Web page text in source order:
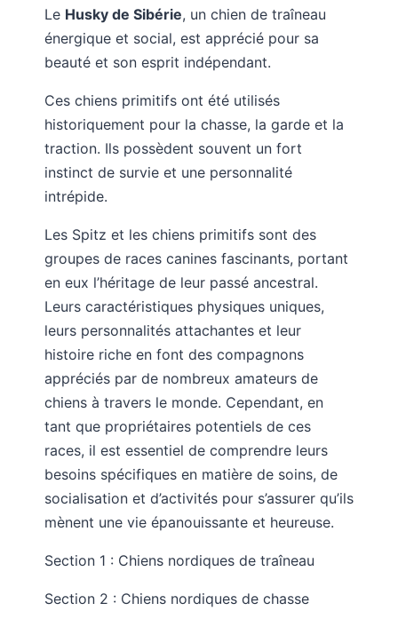
Le Husky de Sibérie, un chien de traîneau
énergique et social, est apprécié pour sa
beauté et son esprit indépendant.
Ces chiens primitifs ont été utilisés
historiquement pour la chasse, la garde et la
traction. Ils possèdent souvent un fort
instinct de survie et une personnalité
intrépide.
Les Spitz et les chiens primitifs sont des
groupes de races canines fascinants, portant
en eux l’héritage de leur passé ancestral.
Leurs caractéristiques physiques uniques,
leurs personnalités attachantes et leur
histoire riche en font des compagnons
appréciés par de nombreux amateurs de
chiens à travers le monde. Cependant, en
tant que propriétaires potentiels de ces
races, il est essentiel de comprendre leurs
besoins spécifiques en matière de soins, de
socialisation et d’activités pour s’assurer qu’ils
mènent une vie épanouissante et heureuse.
Section 1 : Chiens nordiques de traîneau
Section 2 : Chiens nordiques de chasse